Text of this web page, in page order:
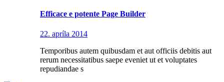
Efficace e potente Page Builder
22. apríla 2014
Temporibus autem quibusdam et aut officiis debitis aut
rerum necessitatibus saepe eveniet ut et voluptates
repudiandae s